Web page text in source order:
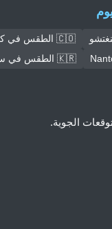
🇨🇴 الطقس في كالي
🇰🇷 الطقس في سيول
الجوية.